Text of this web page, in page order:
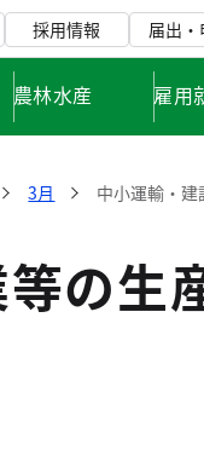
採用情報 届出
農林水産 雇用
3月 中小運輸・
の生